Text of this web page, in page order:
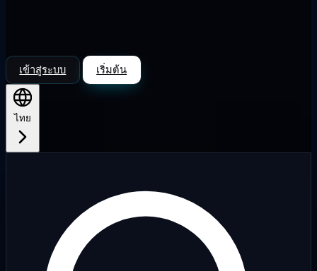
เข้าสู่ระบบ เริ่มต้น
ไทย